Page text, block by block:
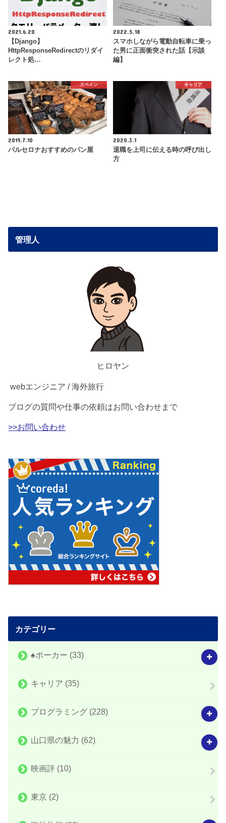
2021.6.20
【Django】
HttpResponseRedirectのリダイ
レクト処…
2022.5.18
スマホしながら電動自転車に乗っ
た男に正面衝突された話【示談
編】
スペイン
2019.7.10
バルセロナおすすめのパン屋
キャリア
2020.3.1
退職を上司に伝える時の呼び出し
方
管理人
ヒロヤン
webエンジニア / 海外旅行
ブログの質問や仕事の依頼はお問い合わせまで
>>お問い合わせ
カテゴリー
♠️ポーカー (33)
キャリア (35)
プログラミング (228)
山口県の魅力 (62)
映画評 (10)
東京 (2)